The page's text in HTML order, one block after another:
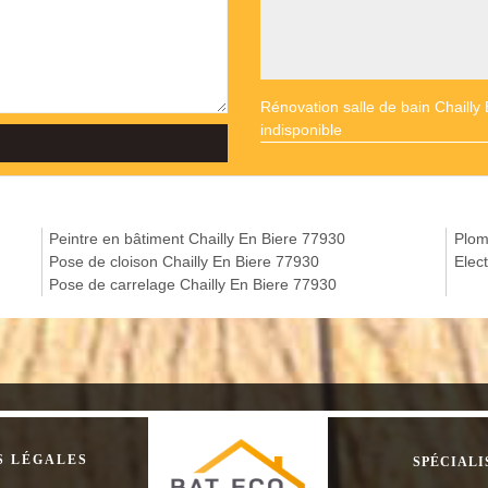
Rénovation salle de bain Chailly
indisponible
Peintre en bâtiment Chailly En Biere 77930
Pose de cloison Chailly En Biere 77930
Pose de carrelage Chailly En Biere 77930
LÉGALES